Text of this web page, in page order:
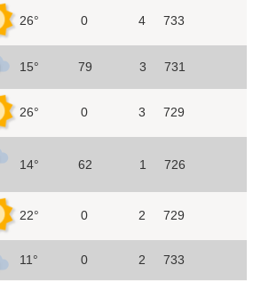
26° 0 4 733
15° 79 3 731
26° 0 3 729
14° 62 1 726
22° 0 2 729
11° 0 2 733